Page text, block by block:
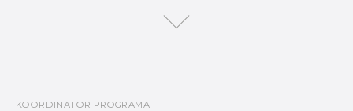
KOORDINATOR PROGRAMA